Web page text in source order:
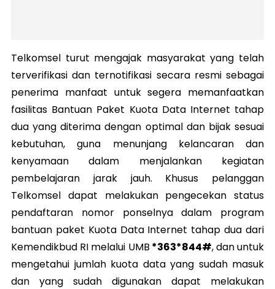
Telkomsel turut mengajak masyarakat yang telah
terverifikasi dan ternotifikasi secara resmi sebagai
penerima manfaat untuk segera memanfaatkan
fasilitas Bantuan Paket Kuota Data Internet tahap
dua yang diterima dengan optimal dan bijak sesuai
kebutuhan, guna menunjang kelancaran dan
kenyamaan dalam menjalankan kegiatan
pembelajaran jarak jauh. Khusus pelanggan
Telkomsel dapat melakukan pengecekan status
pendaftaran nomor ponselnya dalam program
bantuan paket Kuota Data Internet tahap dua dari
Kemendikbud RI melalui UMB *363*844#, dan untuk
mengetahui jumlah kuota data yang sudah masuk
dan yang sudah digunakan dapat melakukan